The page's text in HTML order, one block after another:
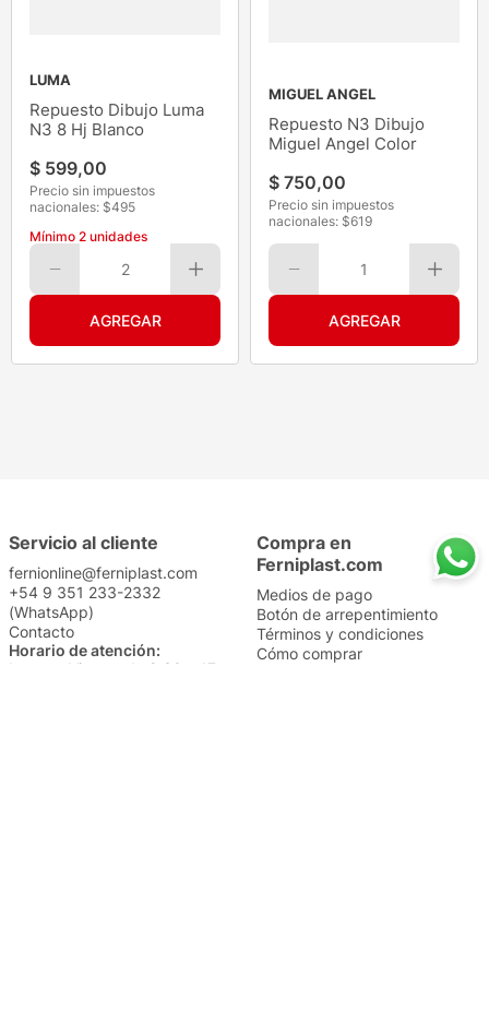
LUMA
Repuesto Dibujo Luma
N3 8 Hj Blanco
$ 599,00
Precio sin impuestos
nacionales: $495
Mínimo 2 unidades
2
MIGUEL ANGEL
Repuesto N3 Dibujo
Miguel Angel Color
$ 750,00
Precio sin impuestos
nacionales: $619
1
Servicio al cliente
fernionline@ferniplast.com
+54 9 351 233-2332
(WhatsApp)
Contacto
Horario de atención:
Lunes a Viernes de 8:30 a 17
Compra en
Ferniplast.com
Medios de pago
Botón de arrepentimiento
Términos y condiciones
Cómo comprar